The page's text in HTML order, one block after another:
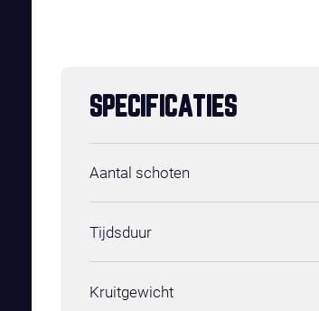
SPECIFICATIES
Aantal schoten
Tijdsduur
Kruitgewicht